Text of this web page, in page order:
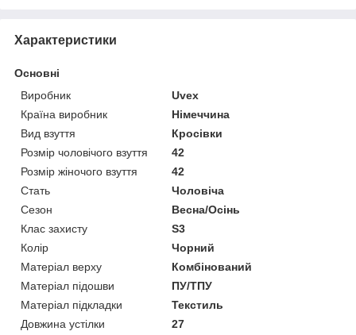
Характеристики
Основні
Виробник
Uvex
Країна виробник
Німеччина
Вид взуття
Кросівки
Розмір чоловічого взуття
42
Розмір жіночого взуття
42
Стать
Чоловіча
Сезон
Весна/Осінь
Клас захисту
S3
Колір
Чорний
Матеріал верху
Комбінований
Матеріал підошви
ПУ/ТПУ
Матеріал підкладки
Текстиль
Довжина устілки
27